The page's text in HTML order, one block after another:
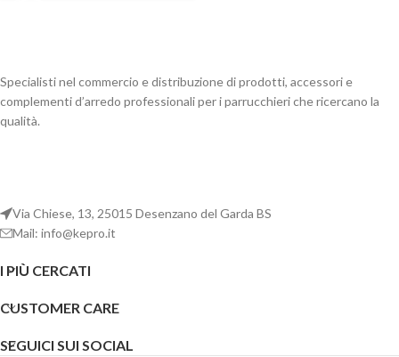
Specialisti nel commercio e distribuzione di prodotti, accessori e
complementi d’arredo professionali per i parrucchieri che ricercano la
qualità.
Via Chiese, 13, 25015 Desenzano del Garda BS
Mail: info@kepro.it
I PIÙ CERCATI
CUSTOMER CARE
SEGUICI SUI SOCIAL